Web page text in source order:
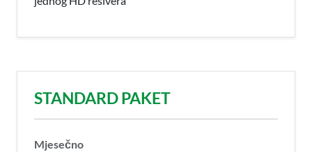
STANDARD PAKET
Mjesečno